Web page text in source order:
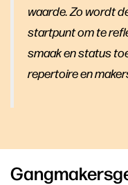
waarde. Zo wordt
startpunt om te
smaak en status
repertoire en